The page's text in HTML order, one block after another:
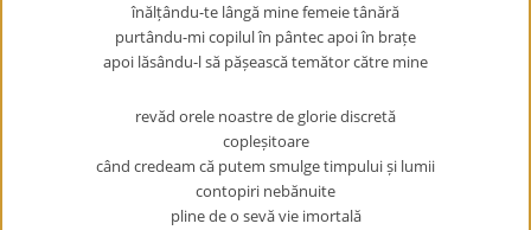
înălțându-te lângă mine femeie tânără
purtându-mi copilul în pântec apoi în brațe
apoi lăsându-l să pășească temător către mine
revăd orele noastre de glorie discretă
copleșitoare
când credeam că putem smulge timpului și lumii
contopiri nebănuite
pline de o sevă vie imortală